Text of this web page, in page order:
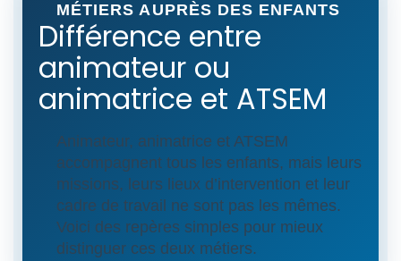
MÉTIERS AUPRÈS DES ENFANTS
Différence entre
animateur ou
animatrice et ATSEM
Animateur, animatrice et ATSEM
accompagnent tous les enfants, mais leurs
missions, leurs lieux d’intervention et leur
cadre de travail ne sont pas les mêmes.
Voici des repères simples pour mieux
distinguer ces deux métiers.